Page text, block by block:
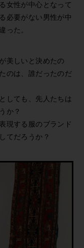
女性が中心となって
必要がない男性が中
った。
美しいと決めたの
のは、誰だったのだ
しても、先人たちは
か？
現する服のブランド
てだろうか？